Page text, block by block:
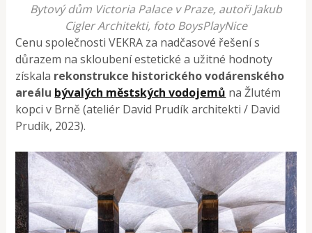
Bytový dům Victoria Palace v Praze, autoři Jakub
Cigler Architekti, foto BoysPlayNice
Cenu společnosti VEKRA za nadčasové řešení s
důrazem na skloubení estetické a užitné hodnoty
získala rekonstrukce historického vodárenského
areálu bývalých městských vodojemů na Žlutém
kopci v Brně (ateliér David Prudík architekti / David
Prudík, 2023).